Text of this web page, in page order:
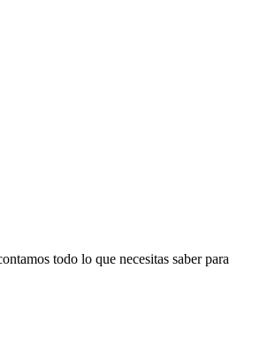
todo lo que necesitas saber para